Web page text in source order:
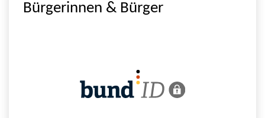
Bürgerinnen & Bürger